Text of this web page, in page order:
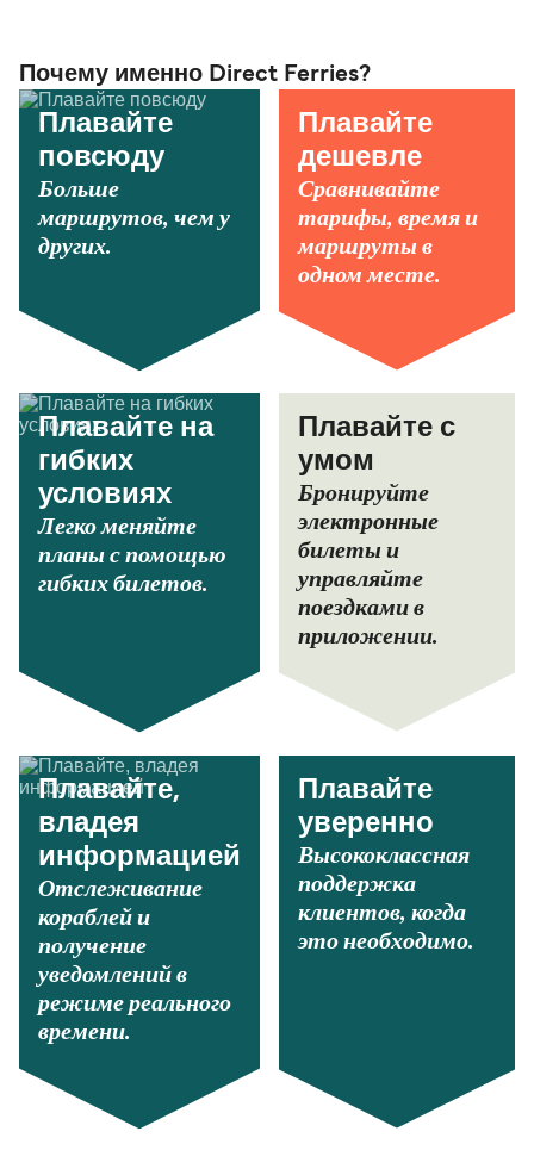
Почему именно Direct Ferries?
Плавайте
повсюду
Больше
маршрутов, чем у
других.
Плавайте
дешевле
Сравнивайте
тарифы, время и
маршруты в
одном месте.
Плавайте на
гибких
условиях
Легко меняйте
планы с помощью
гибких билетов.
Плавайте с
умом
Бронируйте
электронные
билеты и
управляйте
поездками в
приложении.
Плавайте,
владея
информацией
Отслеживание
кораблей и
получение
уведомлений в
режиме реального
времени.
Плавайте
уверенно
Высококлассная
поддержка
клиентов, когда
это необходимо.